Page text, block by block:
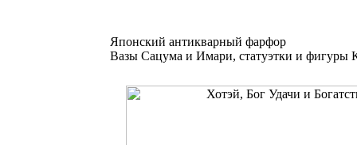
Японский антикварный фарфор
Вазы Сацума и Имари, статуэтки и фигуры